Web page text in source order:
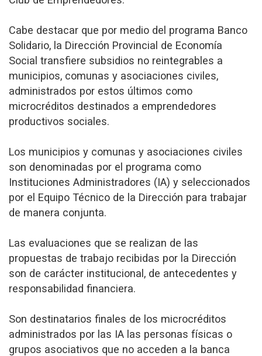
Cabe destacar que por medio del programa Banco
Solidario, la Dirección Provincial de Economía
Social transfiere subsidios no reintegrables a
municipios, comunas y asociaciones civiles,
administrados por estos últimos como
microcréditos destinados a emprendedores
productivos sociales.
Los municipios y comunas y asociaciones civiles
son denominadas por el programa como
Instituciones Administradores (IA) y seleccionados
por el Equipo Técnico de la Dirección para trabajar
de manera conjunta.
Las evaluaciones que se realizan de las
propuestas de trabajo recibidas por la Dirección
son de carácter institucional, de antecedentes y
responsabilidad financiera.
Son destinatarios finales de los microcréditos
administrados por las IA las personas físicas o
grupos asociativos que no acceden a la banca